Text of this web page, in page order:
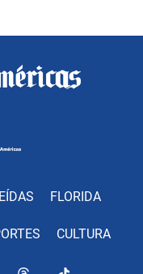
FLORIDA
CULTURA